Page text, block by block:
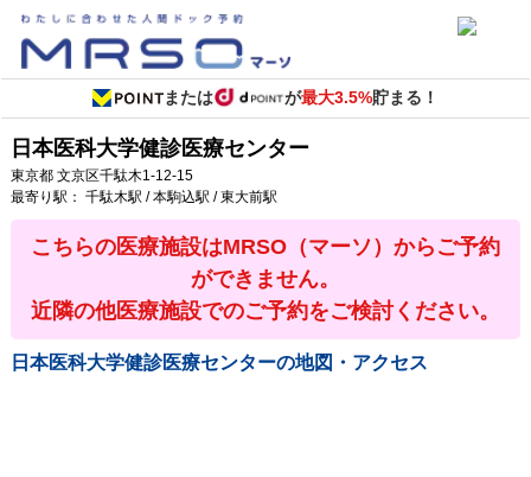
または が最大3.5%貯まる！
日本医科大学健診医療センター
東京都 文京区千駄木1-12-15
最寄り駅： 千駄木駅 / 本駒込駅 / 東大前駅
こちらの医療施設はMRSO（マーソ）からご予約
ができません。
近隣の他医療施設でのご予約をご検討ください。
日本医科大学健診医療センターの地図・アクセス